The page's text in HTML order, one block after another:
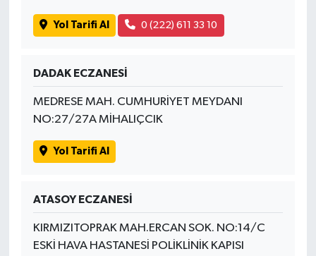
Yol Tarifi Al 0 (222) 611 33 10
DADAK ECZANESİ
MEDRESE MAH. CUMHURİYET MEYDANI
NO:27/27A MİHALIÇCIK
Yol Tarifi Al
ATASOY ECZANESİ
KIRMIZITOPRAK MAH.ERCAN SOK. NO:14/C
ESKİ HAVA HASTANESİ POLİKLİNİK KAPISI